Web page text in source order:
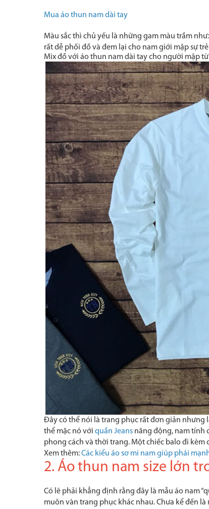
Mua áo thun nam dài tay
Màu sắc thì chủ yếu là những gam màu trầm
rất dễ phối đồ và đem lại cho nam giới mập sự
Mix đồ với áo thun nam dài tay cho người mập
Đây có thể nói là trang phục rất đơn giản nhưng
thể mặc nó với quần Jeans năng động, nam tính
phong cách và thời trang. Một chiếc balo đi kèm
Xem thêm:Các kiểu áo sơ mi nam giúp phái
2. Áo thun nam size lớn
Có lẽ phải khẳng định rằng đây là mẫu áo nam
muôn vàn trang phục khác nhau. Chưa kể đến